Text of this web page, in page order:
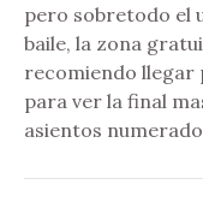
pero sobretodo el
baile, la zona
recomiendo
para ver la final
asientos